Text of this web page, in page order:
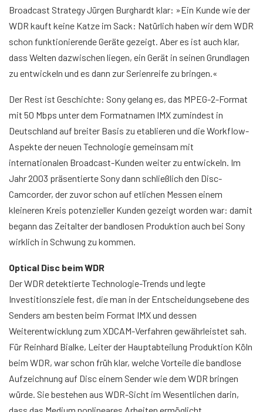
Broadcast Strategy Jürgen Burghardt klar: »Ein Kunde wie der
WDR kauft keine Katze im Sack: Natürlich haben wir dem WDR
schon funktionierende Geräte gezeigt. Aber es ist auch klar,
dass Welten dazwischen liegen, ein Gerät in seinen Grundlagen
zu entwickeln und es dann zur Serienreife zu bringen.«
Der Rest ist Geschichte: Sony gelang es, das MPEG-2-Format
mit 50 Mbps unter dem Formatnamen IMX zumindest in
Deutschland auf breiter Basis zu etablieren und die Workflow-
Aspekte der neuen Technologie gemeinsam mit
internationalen Broadcast-Kunden weiter zu entwickeln. Im
Jahr 2003 präsentierte Sony dann schließlich den Disc-
Camcorder, der zuvor schon auf etlichen Messen einem
kleineren Kreis potenzieller Kunden gezeigt worden war: damit
begann das Zeitalter der bandlosen Produktion auch bei Sony
wirklich in Schwung zu kommen.
Optical Disc beim WDR
Der WDR detektierte Technologie-Trends und legte
Investitionsziele fest, die man in der Entscheidungsebene des
Senders am besten beim Format IMX und dessen
Weiterentwicklung zum XDCAM-Verfahren gewährleistet sah.
Für Reinhard Bialke, Leiter der Hauptabteilung Produktion Köln
beim WDR, war schon früh klar, welche Vorteile die bandlose
Aufzeichnung auf Disc einem Sender wie dem WDR bringen
würde. Sie bestehen aus WDR-Sicht im Wesentlichen darin,
dass das Medium nonlineares Arbeiten ermöglicht,